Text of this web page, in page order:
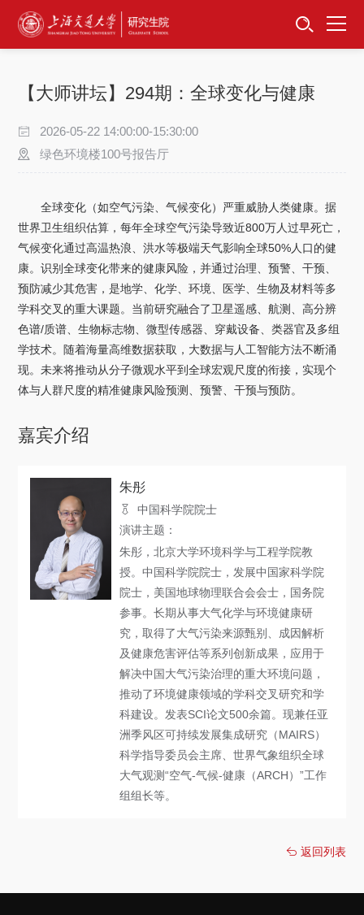
首页
培养服务
卓越工程师
专项工作
信息公开
关于我们
信息系统
下载中心 联系我们
【大师讲坛】294期：全球变化与健康
2026-05-22 14:00:00-15:30:00
绿色环境楼100号报告厅
全球变化（如空气污染、气候变化）严重威胁人类健康。据
世界卫生组织估算，每年全球空气污染导致近800万人过早死亡，
气候变化通过高温热浪、洪水等极端天气影响全球50%人口的健
康。识别全球变化带来的健康风险，并通过治理、预警、干预、
预防减少其危害，是地学、化学、环境、医学、生物及材料等多
学科交叉的重大课题。当前研究融合了卫星遥感、航测、高分辨
色谱/质谱、生物标志物、微型传感器、穿戴设备、类器官及多组
学技术。随着海量高维数据获取，大数据与人工智能方法不断涌
现。未来将推动从分子微观水平到全球宏观尺度的衔接，实现个
体与人群尺度的精准健康风险预测、预警、干预与预防。
嘉宾介绍
朱彤
中国科学院院士
演讲主题：
朱彤，北京大学环境科学与工程学院教
授。中国科学院院士，发展中国家科学院
院士，美国地球物理联合会会士，国务院
参事。长期从事大气化学与环境健康研
究，取得了大气污染来源甄别、成因解析
及健康危害评估等系列创新成果，应用于
解决中国大气污染治理的重大环境问题，
推动了环境健康领域的学科交叉研究和学
科建设。发表SCI论文500余篇。现兼任亚
洲季风区可持续发展集成研究（MAIRS）
科学指导委员会主席、世界气象组织全球
大气观测“空气-气候-健康（ARCH）”工作
组组长等。
返回列表